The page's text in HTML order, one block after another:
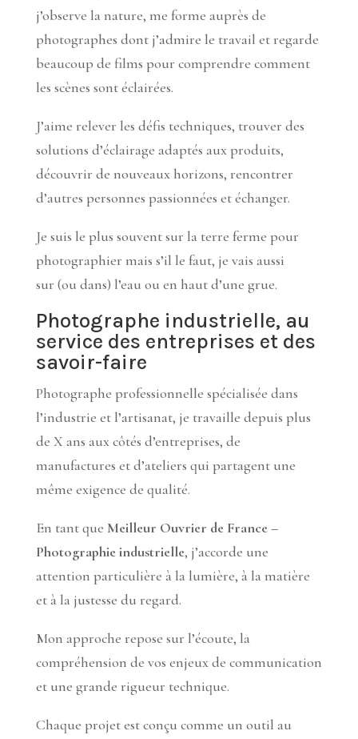
j’observe la nature, me forme auprès de
photographes dont j’admire le travail et regarde
beaucoup de films pour comprendre comment
les scènes sont éclairées.
J’aime relever les défis techniques, trouver des
solutions d’éclairage adaptés aux produits,
découvrir de nouveaux horizons, rencontrer
d’autres personnes passionnées et échanger.
Je suis le plus souvent sur la terre ferme pour
photographier mais s’il le faut, je vais aussi
sur (ou dans) l’eau ou en haut d’une grue.
Photographe industrielle, au
service des entreprises et des
savoir-faire
Photographe professionnelle spécialisée dans
l’industrie et l’artisanat, je travaille depuis plus
de X ans aux côtés d’entreprises, de
manufactures et d’ateliers qui partagent une
même exigence de qualité.
En tant que Meilleur Ouvrier de France –
Photographie industrielle, j’accorde une
attention particulière à la lumière, à la matière
et à la justesse du regard.
Mon approche repose sur l’écoute, la
compréhension de vos enjeux de communication
et une grande rigueur technique.
Chaque projet est conçu comme un outil au